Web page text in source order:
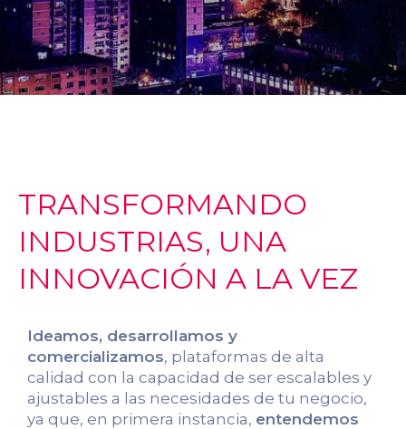
TRANSFORMANDO
INDUSTRIAS, UNA
INNOVACIÓN A LA VEZ
Ideamos, desarrollamos y
comercializamos, plataformas de alta
calidad con la capacidad de ser escalables y
ajustables a las necesidades de tu negocio,
ya que, en primera instancia, entendemos